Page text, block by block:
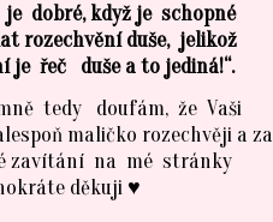
je dobré, když je schopné
rozechvění duše, jelikož
je řeč duše a to jediná!“.
tedy doufám, že Vaši
maličko rozechvěji a za
zavítání na mé stránky
děkuji ♥